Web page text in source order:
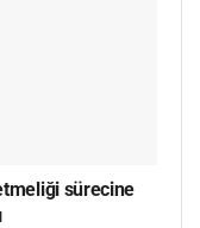
sürecine